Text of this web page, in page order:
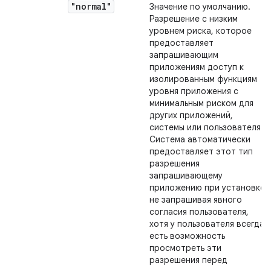
"normal"
Значение по умолчанию.
Разрешение с низким
уровнем риска, которое
предоставляет
запрашивающим
приложениям доступ к
изолированным функциям
уровня приложения с
минимальным риском для
других приложений,
системы или пользователя.
Система автоматически
предоставляет этот тип
разрешения
запрашивающему
приложению при установке,
не запрашивая явного
согласия пользователя,
хотя у пользователя всегда
есть возможность
просмотреть эти
разрешения перед